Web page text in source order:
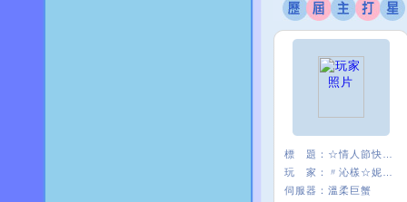
標 題：
玩 家：
伺服器： 溫柔巨蟹